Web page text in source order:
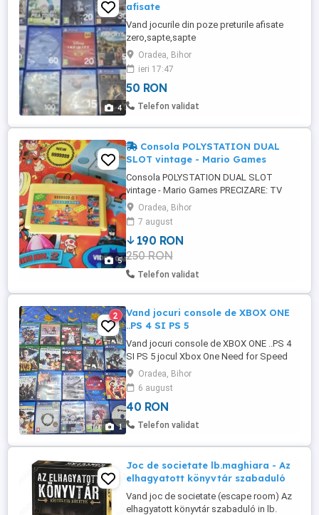
4
afisate
Vand jocurile din poze preturile afisate
zero,sapte,sapte
patru,patru.doi.sase.unu.trei.sase
Oradea, Bihor
ieri 17:47
50 RON
Telefon validat
5
Consola POLYSTATION DUAL
SLOT vintage - Mario Games
Consola POLYSTATION DUAL SLOT
vintage - Mario Games PRECIZARE: TV
game switch boxul s-a defectat (cablu
desprins). Daca aveti acces la o persoana
specializata care il poate repara sau
inlocui cu o piesa identica, restul setului
va functiona. Switch boxul defect este
inclus in set. Practic trebuie reparat. Vrei ...
Oradea, Bihor
7 august
190 RON
250 RON
Telefon validat
1
2
Vand jocuri console de XBOX ONE
..PS 4 SI PS 5
Vand jocuri console de XBOX ONE ..PS 4
SI PS 5 jocul Xbox One Need for Speed
Payback sigilat Pret 50 buc
Oradea, Bihor
6 august
40 RON
Telefon validat
Joc de societate lb.maghiara - Az
elhagyatott könyvtár szabaduló
Vand joc de societate (escape room) Az
elhagyatott könyvtár szabaduló in lb.